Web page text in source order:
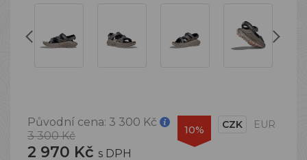
Původní cena: 3 300 Kč
3 300 Kč
2 970 Kč s DPH
10% CZK EUR